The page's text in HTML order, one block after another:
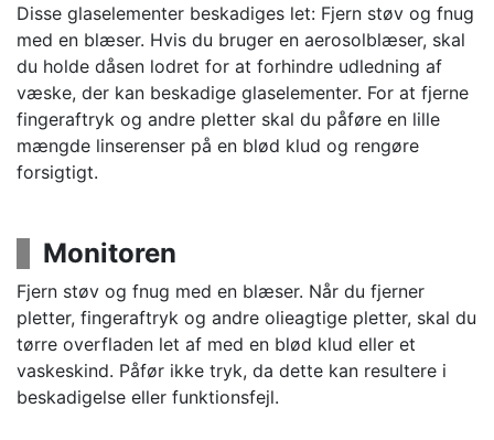
Disse glaselementer beskadiges let: Fjern støv og fnug
med en blæser. Hvis du bruger en aerosolblæser, skal
du holde dåsen lodret for at forhindre udledning af
væske, der kan beskadige glaselementer. For at fjerne
fingeraftryk og andre pletter skal du påføre en lille
mængde linserenser på en blød klud og rengøre
forsigtigt.
Monitoren
Fjern støv og fnug med en blæser. Når du fjerner
pletter, fingeraftryk og andre olieagtige pletter, skal du
tørre overfladen let af med en blød klud eller et
vaskeskind. Påfør ikke tryk, da dette kan resultere i
beskadigelse eller funktionsfejl.